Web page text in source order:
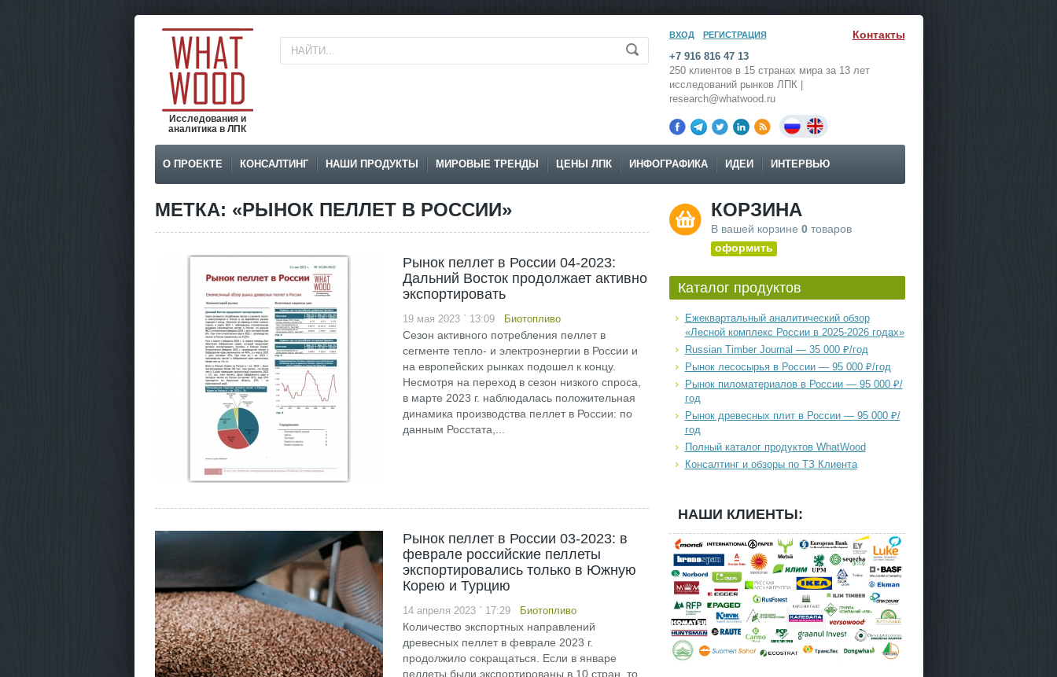
Исследования и
аналитика в ЛПК
ВХОД РЕГИСТРАЦИЯ Контакты
+7 916 816 47 13
250 клиентов в 15 странах мира за 13 лет
исследований рынков ЛПК |
research@whatwood.ru
О ПРОЕКТЕ КОНСАЛТИНГ НАШИ ПРОДУКТЫ МИРОВЫЕ ТРЕНДЫ ЦЕНЫ ЛПК ИНФОГРАФИКА ИДЕИ ИНТЕРВЬЮ
МЕТКА: «РЫНОК ПЕЛЛЕТ В РОССИИ»
Рынок пеллет в России 04-2023:
Дальний Восток продолжает активно
экспортировать
19 мая 2023 ` 13:09 Биотопливо
Сезон активного потребления пеллет в
сегменте тепло- и электроэнергии в России и
на европейских рынках подошел к концу.
Несмотря на переход в сезон низкого спроса,
в марте 2023 г. наблюдалась положительная
динамика производства пеллет в России: по
данным Росстата,...
Рынок пеллет в России 03-2023: в
феврале российские пеллеты
экспортировались только в Южную
Корею и Турцию
14 апреля 2023 ` 17:29 Биотопливо
Количество экспортных направлений
древесных пеллет в феврале 2023 г.
продолжило сокращаться. Если в январе
пеллеты были экспортированы в 10 стран, то
КОРЗИНА
В вашей корзине 0товаров
оформить
Каталог продуктов
Ежеквартальный аналитический обзор
«Лесной комплекс России в 2025-2026 годах»
Russian Timber Journal — 35 000 ₽/год
Рынок лесосырья в России — 95 000 ₽/год
Рынок пиломатериалов в России — 95 000 ₽/
год
Рынок древесных плит в России — 95 000 ₽/
год
Полный каталог продуктов WhatWood
Консалтинг и обзоры по ТЗ Клиента
НАШИ КЛИЕНТЫ: